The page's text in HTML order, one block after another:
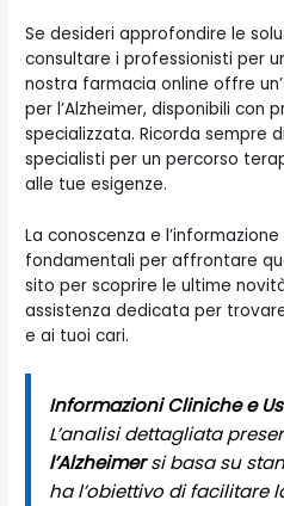
Se desideri approfondire le
consultare i professionisti per
nostra farmacia online offre
per l’Alzheimer, disponibili con
specializzata. Ricorda sempre
specialisti per un percorso
alle tue esigenze.
La conoscenza e
fondamentali per affrontare
sito per scoprire le ultime
assistenza dedicata per
e ai tuoi cari.
Informazioni Cliniche e
L’analisi dettagliata
l’Alzheimersi basa su
ha l’obiettivo di facilitare